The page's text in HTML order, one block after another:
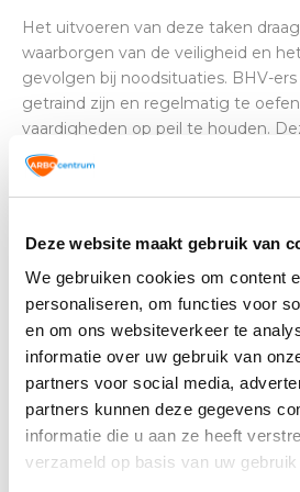
Deze website maakt gebruik van
We gebruiken cookies om content
personaliseren, om functies voor
en om ons websiteverkeer te
informatie over uw gebruik van
partners voor social media,
partners kunnen deze gegevens
informatie die u aan ze heeft
verzameld op basis van uw
Het uitvoeren van deze taken
waarborgen van de veiligheid en
gevolgen bij noodsituaties. BHV-
getraind zijn en regelmatig te
vaardigheden op peil te houden.
taak is ook een waardevolle
de werkvloer
belangrijk. Het is zaak om de BHV
bedrijven documenteren hun
een noodplan. Specifieke
kunnen- optimaal afgestemd te
bedrijf, waarbij praktijkgerichtheid
bijscholing belangrijk zijn.
Leidraad of marsroute
risicoanalyse
op de